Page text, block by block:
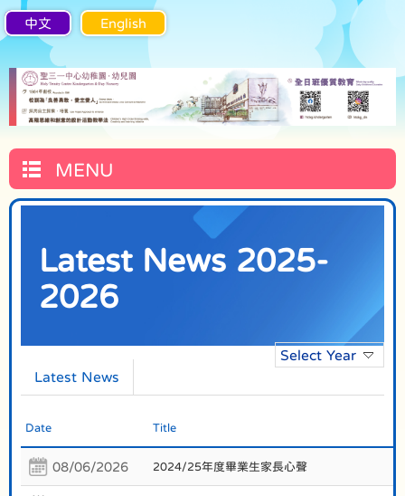
中文 English
MENU
Latest News 2025-
2026
Select Year
Latest News
Date Title
08/06/2026 2024/25年度畢業生家長心聲